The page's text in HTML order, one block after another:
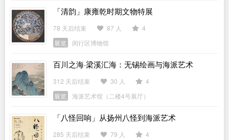
「清韵」康雍乾时期文物特展
78 天后结束 87 人
4
展览
闵行区博物馆
百川之海·梁溪汇海：无锡绘画与海派艺术
312 天后结束 30 人
4
展览
海派艺术馆（二楼4号展厅）
「八怪回响」从扬州八怪到海派艺术
285 天后结束 79 人 4